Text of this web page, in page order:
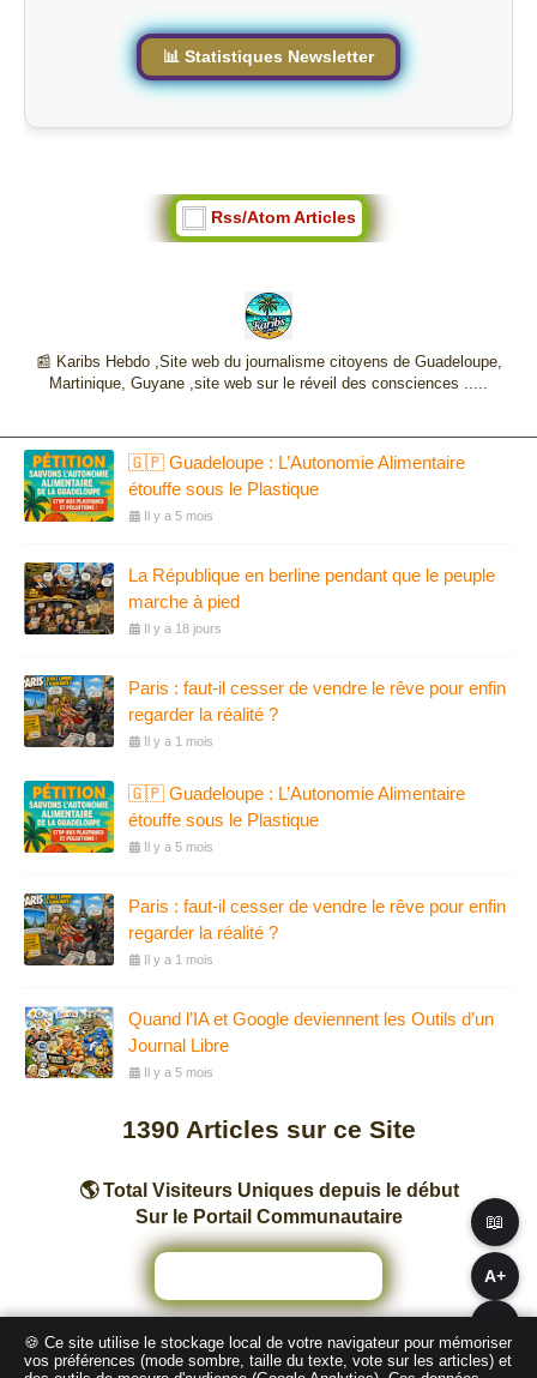
A+
📖
📊 Statistiques Newsletter
Rss/Atom Articles
📰 Karibs Hebdo ,Site web du journalisme citoyens de Guadeloupe,
Martinique, Guyane ,site web sur le réveil des consciences .....
🇬🇵 Guadeloupe : L’Autonomie Alimentaire
étouffe sous le Plastique
Il y a 5 mois
La République en berline pendant que le peuple
marche à pied
Il y a 18 jours
Paris : faut-il cesser de vendre le rêve pour enfin
regarder la réalité ?
Il y a 1 mois
🇬🇵 Guadeloupe : L’Autonomie Alimentaire
étouffe sous le Plastique
Il y a 5 mois
Paris : faut-il cesser de vendre le rêve pour enfin
regarder la réalité ?
Il y a 1 mois
Quand l’IA et Google deviennent les Outils d’un
Journal Libre
Il y a 5 mois
1390 Articles sur ce Site
🌎 Total Visiteurs Uniques depuis le début
Sur le Portail Communautaire
Nombre total de pages vues sur ce Site
🍪 Ce site utilise le stockage local de votre navigateur pour mémoriser
vos préférences (mode sombre, taille du texte, vote sur les articles) et